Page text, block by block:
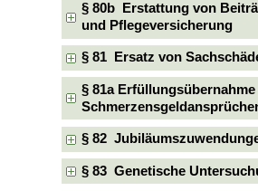
§ 80b Erstattung von
und Pflegeversicherung
§ 81 Ersatz von
§ 81a Erfüllungsübernahme
§ 82
§ 83 Genetische